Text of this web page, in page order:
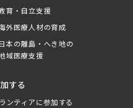
育・自立支援
外医療人材の育成
本の離島・へき地の
域医療支援
する
ンティアに参加する